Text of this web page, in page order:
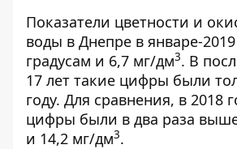
Показатели цветности и
воды в Днепре в январе-
градусам и 6,7 мг/дм3. В
17 лет такие цифры были
году. Для сравнения, в 2018
цифры были в два раза выше
и 14,2 мг/дм3.